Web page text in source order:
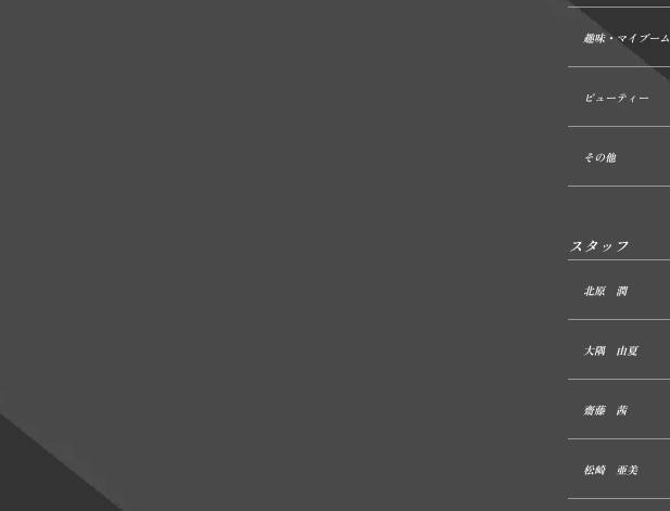
趣味・マイブーム
ビューティー
その他
スタッフ
北原 潤
大隅 由夏
齋藤 茜
松崎 亜美